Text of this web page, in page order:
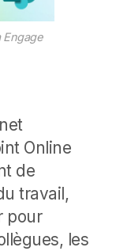
Engage
Online
de
travail,
pour
les